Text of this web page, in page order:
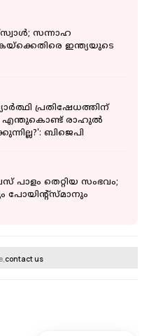
സന്നാഹ
ഇന്ത്യയുടെ
പ്രതിഷേധത്തിന്
എന്തുകൊണ്ട് രാഹുൽ
ബിജെപി
തെറ്റിയ സംഭവം;
പോയിന്റ്‌സ്മാനും
contact us